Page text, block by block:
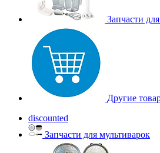
Запчасти
Другие
discounted
Запчасти для мультиварок